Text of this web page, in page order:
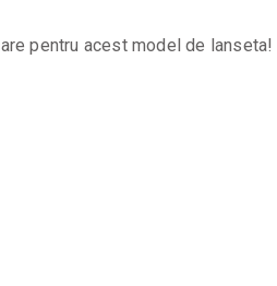
pentru acest model de lanseta!